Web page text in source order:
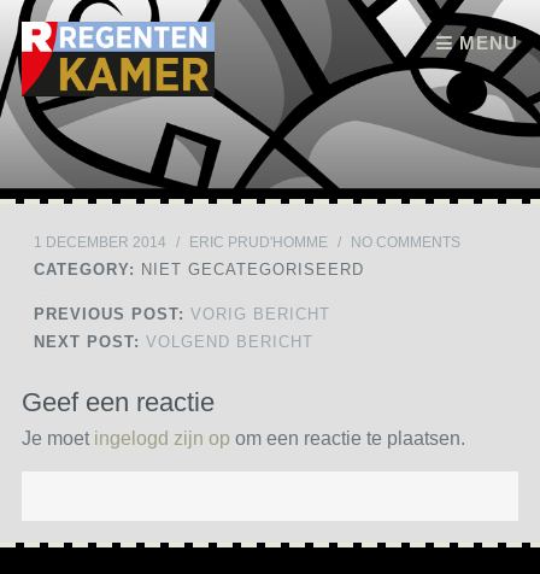
MENU
Skip to content
1 DECEMBER 2014 / ERIC PRUD'HOMME / NO COMMENTS
CATEGORY: NIET GECATEGORISEERD
PREVIOUS POST: VORIG BERICHT
NEXT POST: VOLGEND BERICHT
Geef een reactie
Je moet ingelogd zijn op om een reactie te plaatsen.